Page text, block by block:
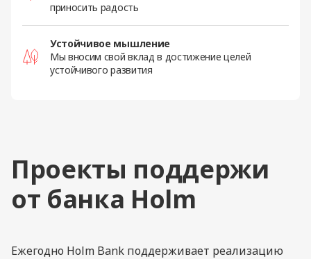
приносить радость
Устойчивое мышление
Мы вносим свой вклад в достижение целей
устойчивого развития
Проекты поддержи
от банка Holm
Ежегодно Holm Bank поддерживает реализацию